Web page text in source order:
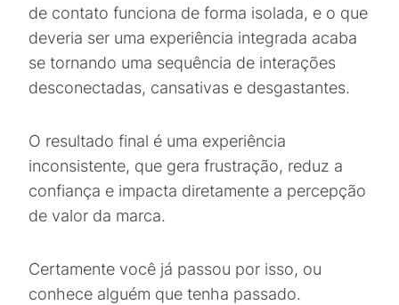
de contato funciona de forma isolada, e o que
deveria ser uma experiência integrada acaba
se tornando uma sequência de interações
desconectadas, cansativas e desgastantes.
O resultado final é uma experiência
inconsistente, que gera frustração, reduz a
confiança e impacta diretamente a percepção
de valor da marca.
Certamente você já passou por isso, ou
conhece alguém que tenha passado.